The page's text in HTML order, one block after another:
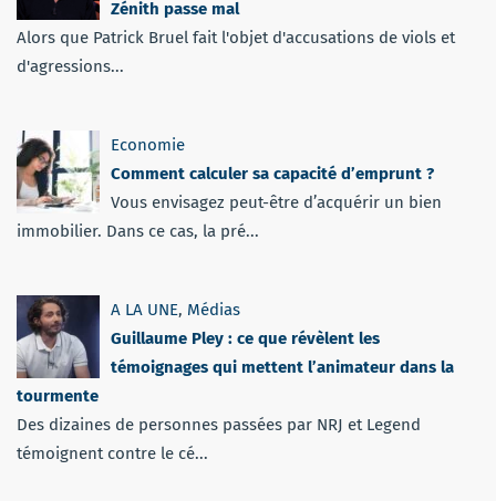
Zénith passe mal
Alors que Patrick Bruel fait l'objet d'accusations de viols et
d'agressions...
Economie
Comment calculer sa capacité d’emprunt ?
Vous envisagez peut-être d’acquérir un bien
immobilier. Dans ce cas, la pré...
A LA UNE, Médias
Guillaume Pley : ce que révèlent les
témoignages qui mettent l’animateur dans la
tourmente
Des dizaines de personnes passées par NRJ et Legend
témoignent contre le cé...